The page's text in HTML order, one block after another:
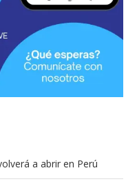
a abrir en Perú